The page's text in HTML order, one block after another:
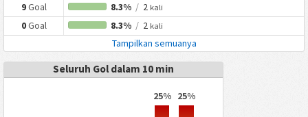
9Goal 8.3% /2 kali
0Goal 8.3% /2 kali
Tampilkan semuanya
Seluruh Gol dalam 10 min
25% 25%